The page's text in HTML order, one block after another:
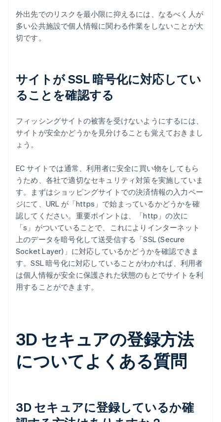
外出先でのリスクを最小限に抑えるには、なるべく人が
多い公共施設で個人情報に関わる作業をしないことが大
切です。
サイトが SSL 暗号化に対応してい
ることを確認する
フィッシングサイトの被害を受けないようにするには、
サイトが安全かどうかを見分けることも覚えておきまし
ょう。
EC サイトでは通常、利用者に安全に買い物をしてもら
うため、各社で適切なセキュリティ対策を実施していま
す。まずはショッピングサイトでの決済情報の入力ペー
ジにて、URL が「https」で始まっているかどうかを確
認してください。重要ポイントは、「http」の次に
「s」がついていることで、これによりインターネット
上のデータを暗号化して送受信する「SSL (Secure
Socket Layer)」に対応しているかどうかを確認できま
す。SSL 暗号化に対応していることがわかれば、利用者
は個人情報が安全に保護された状態のもとでサイトを利
用することができます。
3D セキュアの登録方法
についてよくある質問
3D セキュアに登録しているか確